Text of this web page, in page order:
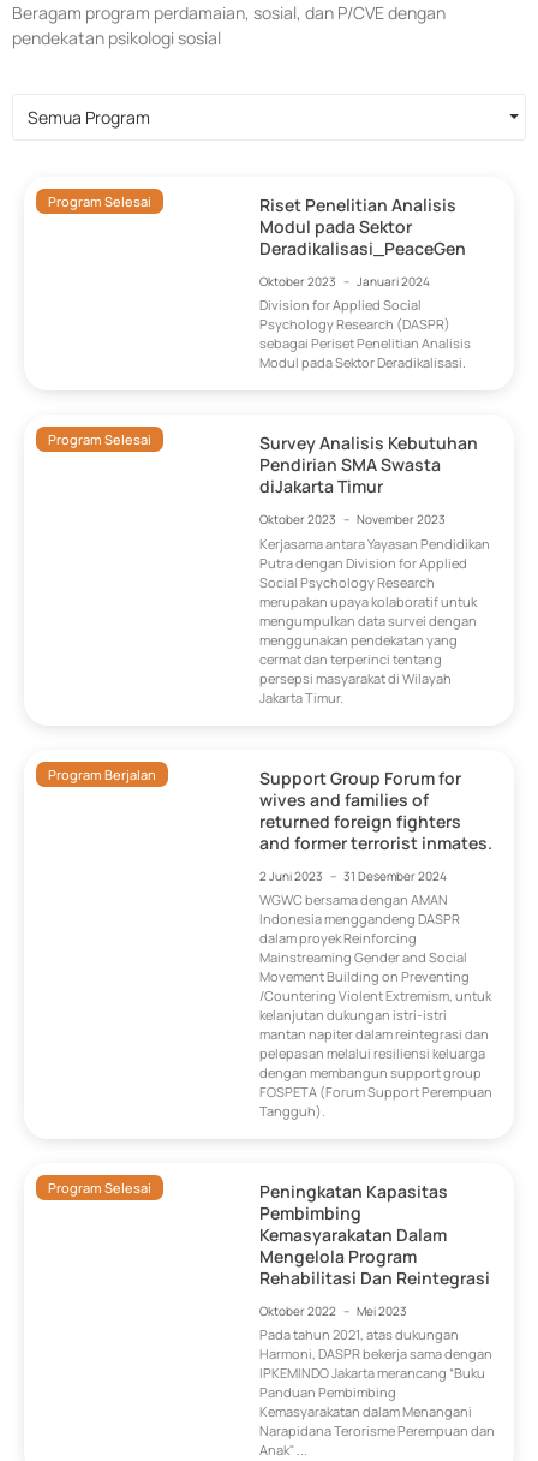
Beragam program perdamaian, sosial, dan P/CVE dengan
pendekatan psikologi sosial
Semua Program
Program Selesai
Riset Penelitian Analisis
Modul pada Sektor
Deradikalisasi_PeaceGen
Oktober 2023 – Januari 2024
Division for Applied Social
Psychology Research (DASPR)
sebagai Periset Penelitian Analisis
Modul pada Sektor Deradikalisasi.
Program Selesai
Survey Analisis Kebutuhan
Pendirian SMA Swasta
diJakarta Timur
Oktober 2023 – November 2023
Kerjasama antara Yayasan Pendidikan
Putra dengan Division for Applied
Social Psychology Research
merupakan upaya kolaboratif untuk
mengumpulkan data survei dengan
menggunakan pendekatan yang
cermat dan terperinci tentang
persepsi masyarakat di Wilayah
Jakarta Timur.
Program Berjalan
Support Group Forum for
wives and families of
returned foreign fighters
and former terrorist inmates.
2 Juni 2023 – 31 Desember 2024
WGWC bersama dengan AMAN
Indonesia menggandeng DASPR
dalam proyek Reinforcing
Mainstreaming Gender and Social
Movement Building on Preventing
/Countering Violent Extremism, untuk
kelanjutan dukungan istri-istri
mantan napiter dalam reintegrasi dan
pelepasan melalui resiliensi keluarga
dengan membangun support group
FOSPETA (Forum Support Perempuan
Tangguh).
Program Selesai
Peningkatan Kapasitas
Pembimbing
Kemasyarakatan Dalam
Mengelola Program
Rehabilitasi Dan Reintegrasi
Oktober 2022 – Mei 2023
Pada tahun 2021, atas dukungan
Harmoni, DASPR bekerja sama dengan
IPKEMINDO Jakarta merancang “Buku
Panduan Pembimbing
Kemasyarakatan dalam Menangani
Narapidana Terorisme Perempuan dan
Anak" ...